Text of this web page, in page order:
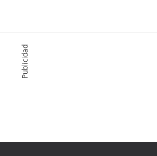
Publicidad